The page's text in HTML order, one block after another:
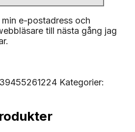
e-postadress och
till nästa gång jag
Kategorier: